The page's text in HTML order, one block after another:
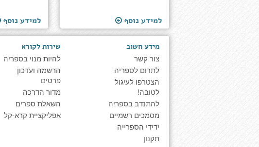
למידע נוסף למידע נוסף
מידע חשוב
צור קשר
לתרום לספריה
הצטרפו לעיגול
לטובה!
להתנדב בספריה
מסמכים רשמיים
ידידי הספרייה
תקנון
שירות לקורא
להיות מנוי בספריה
הרשמה ועדכון
פרטים
מדור הדרכה
השאלת ספרים
אפליקציית קרא-קל